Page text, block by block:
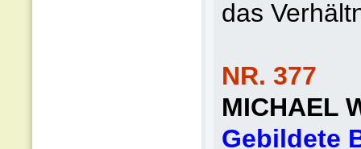
das
NR. 377
MICHAEL
Gebildete